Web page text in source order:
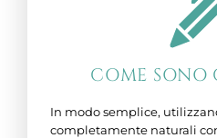
COME SONO
In modo semplice,
completamente naturali